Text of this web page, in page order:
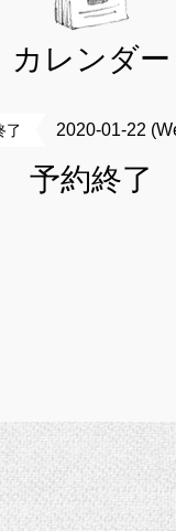
カレンダー
了 2020-01-22
予約終了